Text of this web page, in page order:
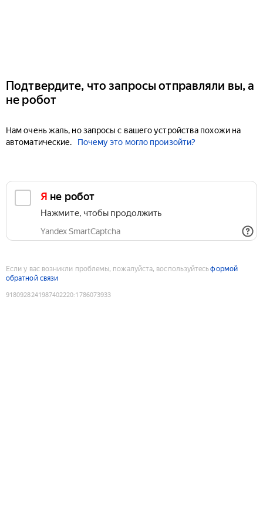
Подтвердите, что запросы отправляли вы, а
не робот
Нам очень жаль, но запросы с вашего устройства похожи на
автоматические.
Почему это могло произойти?
Я не робот
Нажмите, чтобы продолжить
Yandex SmartCaptcha
Если у вас возникли проблемы, пожалуйста, воспользуйтесьформой
обратной связи
9180928241987402220:1786073933